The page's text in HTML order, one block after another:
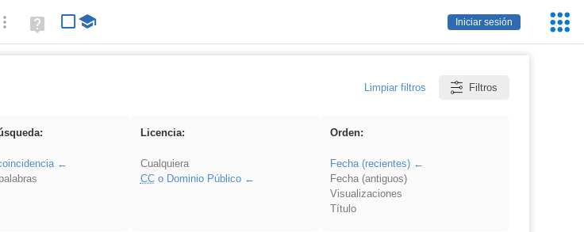
Iniciar sesión
Búsqueda avanzada
Ayuda
(en
Limpiar filtros Filtros
Licencia:
Cualquiera
CCo Dominio Público
Orden:
Fecha (recientes)
Fecha (antiguos)
Visualizaciones
Título